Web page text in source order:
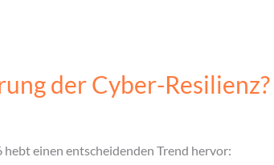
der Cyber-Resilienz?
einen entscheidenden Trend hervor: